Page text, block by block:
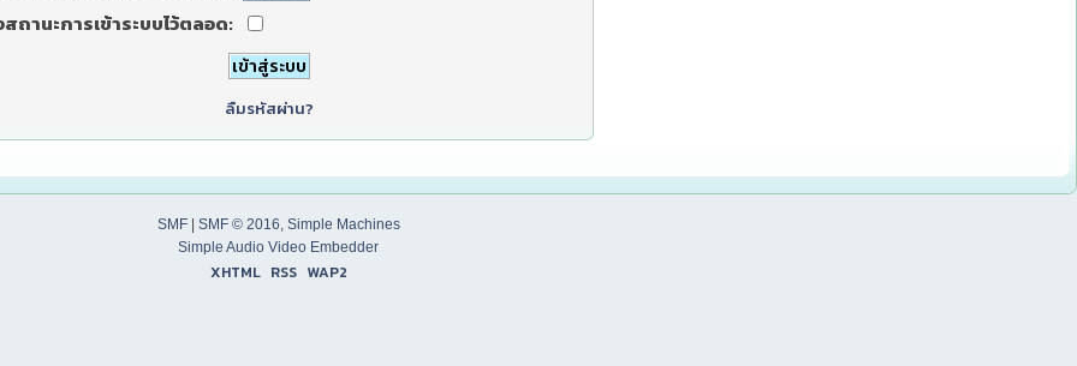
สถานะการเข้าระบบไว้ตลอด:
ลืมรหัสผ่าน?
SMF| SMF © 2016, Simple Machines
Simple Audio Video Embedder
XHTML RSS WAP2